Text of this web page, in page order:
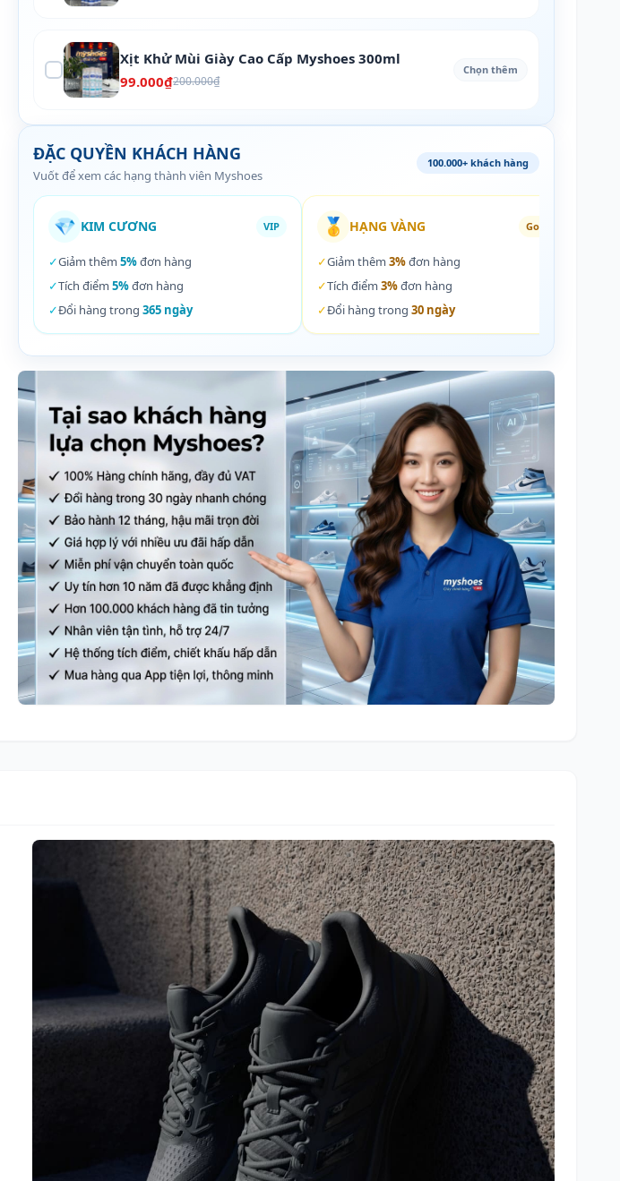
Xịt Khử Mùi Giày Cao Cấp Myshoes 300ml
99.000₫200.000₫
Chọn thêm
ĐẶC QUYỀN KHÁCH HÀNG
Vuốt để xem các hạng thành viên Myshoes
100.000+ khách hàng
💎 KIM CƯƠNG VIP
✓Giảm thêm 5%đơn hàng
✓Tích điểm 5%đơn hàng
✓Đổi hàng trong 365 ngày
🥇 HẠNG VÀNG Gold
✓Giảm thêm 3%đơn hàng
✓Tích điểm 3%đơn hàng
✓Đổi hàng trong 30 ngày